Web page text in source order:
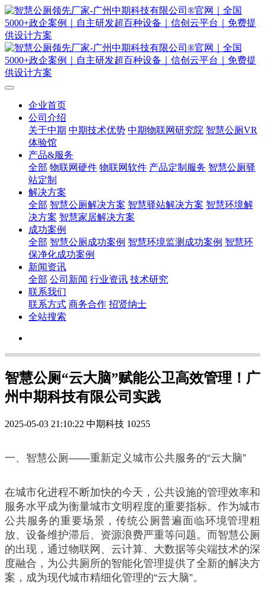
企业首页
公司介绍
关于中期 中期技术优势 中期物联网研究院 智慧公厕VR
体验馆
产品&服务
全部 物联网硬件 物联网软件 产品定制服务 智慧公厕驿
站定制
解决方案
全部 智慧公厕解决方案 智慧驿站解决方案 智慧环境解
决方案 智慧家居解决方案
成功案例
全部 智慧公厕成功案例 智慧环境监测成功案例 智慧环
保净化成功案例
新闻资讯
全部 公司新闻 行业资讯 技术研究
联系我们
联系方式 商务合作 招贤纳士
全站搜索
智慧公厕“云大脑”赋能公卫高效管理！广
州中期科技有限公司实践
2025-05-03 21:10:22 中期科技 10255
一、智慧公厕——重新定义城市公共服务的“云大脑”
在城市化进程不断加快的今天，公共设施的管理效率和
服务水平成为衡量城市文明程度的重要指标。作为城市
公共服务的重要场景，传统公厕普遍面临环境管理粗
放、设备维护滞后、资源浪费严重等问题。而智慧公厕
的出现，通过物联网、云计算、大数据等尖端技术的深
度融合，为公共厕所的智能化管理提供了全新的解决方
案，成为现代城市精细化管理的“云大脑”。